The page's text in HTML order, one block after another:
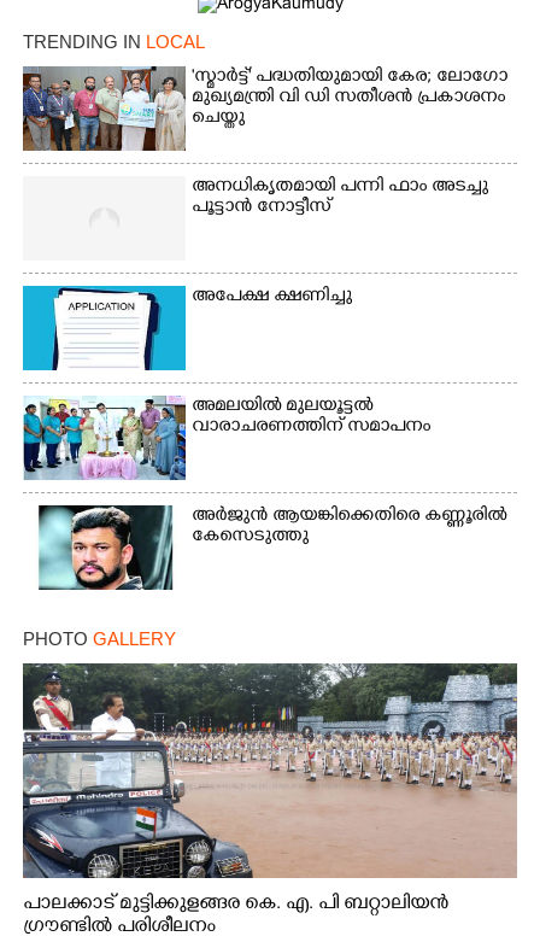
TRENDING IN LOCAL
'സ്മാർട്ട്' പദ്ധതിയുമായി കേര; ലോഗോ
മുഖ്യമന്ത്രി വി ഡി സതീശൻ പ്രകാശനം
ചെയ്തു
അനധികൃതമായി പന്നി ഫാം അടച്ചു
പൂട്ടാൻ നോട്ടീസ്
അപേക്ഷ ക്ഷണിച്ചു
അമലയിൽ മുലയൂട്ടൽ
വാരാചരണത്തിന് സമാപനം
അർജുൻ ആയങ്കിക്കെതിരെ കണ്ണൂരിൽ
കേസെടുത്തു
PHOTO GALLERY
പാലക്കാട് മുട്ടിക്കുളങ്ങര കെ. എ. പി ബറ്റാലിയൻ
ഗ്രൗണ്ടിൽ പരിശീലനം
Share this link